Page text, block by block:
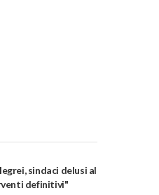
sindaci delusi al
definitivi"